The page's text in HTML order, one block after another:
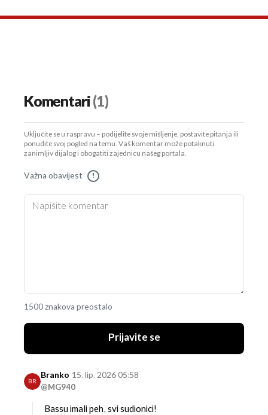
Komentari(1)
Uključite se u raspravu – podijelite svoje mišljenje, postavite pitanja ili
ponudite svoj pogled na temu. Vaš komentar može potaknuti
zanimljiv dijalog i obogatiti zajednicu našeg portala.
Važna obavijest !
1500 znakova preostalo
Prijavite se
BR
Branko
@MG940
15. lip. 2026 05:58
Bassu imali peh, svi sudionici!